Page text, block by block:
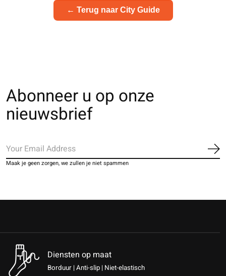
← Terug naar City Guide
Abonneer u op onze
nieuwsbrief
Maak je geen zorgen, we zullen je niet spammen
Diensten op maat
Borduur | Anti-slip | Niet-elastisch